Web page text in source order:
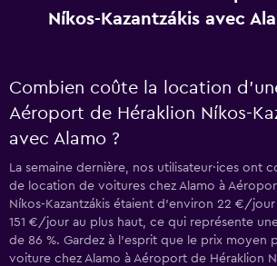
Níkos-Kazantzákis avec
Combien coûte la location
Aéroport de Héraklion Níkos-
avec Alamo ?
La semaine dernière, nos utilisateur·ices ont
de location de voitures chez Alamo à
Níkos-Kazantzákis étaient d’environ 22 €/
151 €/jour au plus haut, ce qui représente
de 86 %. Gardez à l’esprit que le prix moyen
voiture chez Alamo à Aéroport de Héraklion